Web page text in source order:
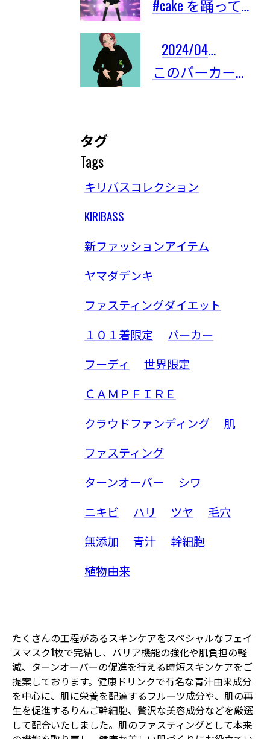
#cake を踊ってみたよ！
2024/04/03
このパーカーは限定101着しかないの！
タグ
Tags
キリバスコレクション
KIRIBASS
新ファッションアイテム
ヤマダデンキ
ファスティングダイエット
１０１着限定
パーカー
フーディ
世界限定
ＣＡＭＰＦＩＲＥ
クラウドファンディング
肌
ファスティング
ターンオーバー
シワ
ニキビ
ハリ ツヤ
毛穴
無添加
青汁
幹細胞
植物由来
たくさんの工程があるスキンケアをスペシャルなフェイ
スマスク1枚で完結し、バリア機能の強化や肌負担の軽
減、ターンオーバーの促進を行える時短スキンケアをご
提案しております。健康ドリンクで有名な青汁由来成分
を中心に、肌に栄養を配達するフルーツ成分や、肌の再
生を促進するりんご幹細胞、贅沢な美容成分などを厳選
して配合いたしました。肌のファスティングとして本来